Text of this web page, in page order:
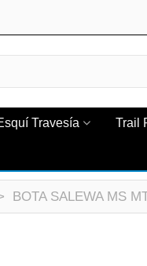
Travesía Trail
BOTA SALEWA MS